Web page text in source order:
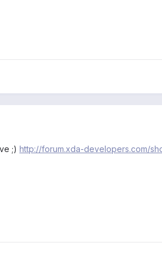
;) http://forum.xda-developers.com/